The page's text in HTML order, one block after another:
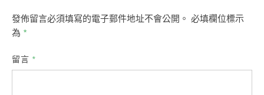
發佈留言必須填寫的電子郵件地址不會公開。 必填欄位標示
為 *
留言 *